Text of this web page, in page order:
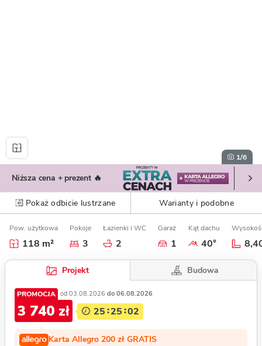
1/6
Niższa cena + prezent 🔥
Pokaż odbicie lustrzane Warianty i podobne
Pow. użytkowa
118 m²
Pokoje
3
Łazienki i WC
2
Garaż
1
Kąt dachu
40°
Projekt Budowa
PROMOCJA od 03.08.2026 do 06.08.2026
25 25 00
3 740 zł
Karta Allegro 200 zł GRATIS